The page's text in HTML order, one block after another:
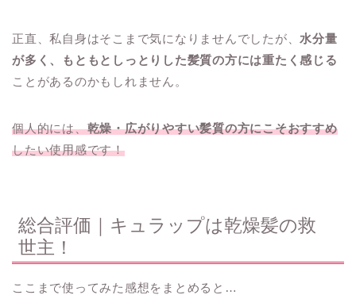
正直、私自身はそこまで気になりませんでしたが、 水分量
が多く、もともとしっとりした髪質の方には重たく感じる
ことがあるのかもしれません。
個人的には、乾燥・広がりやすい髪質の方にこそおすすめ
したい使用感です！
総合評価｜キュラップは乾燥髪の救
世主！
ここまで使ってみた感想をまとめると…